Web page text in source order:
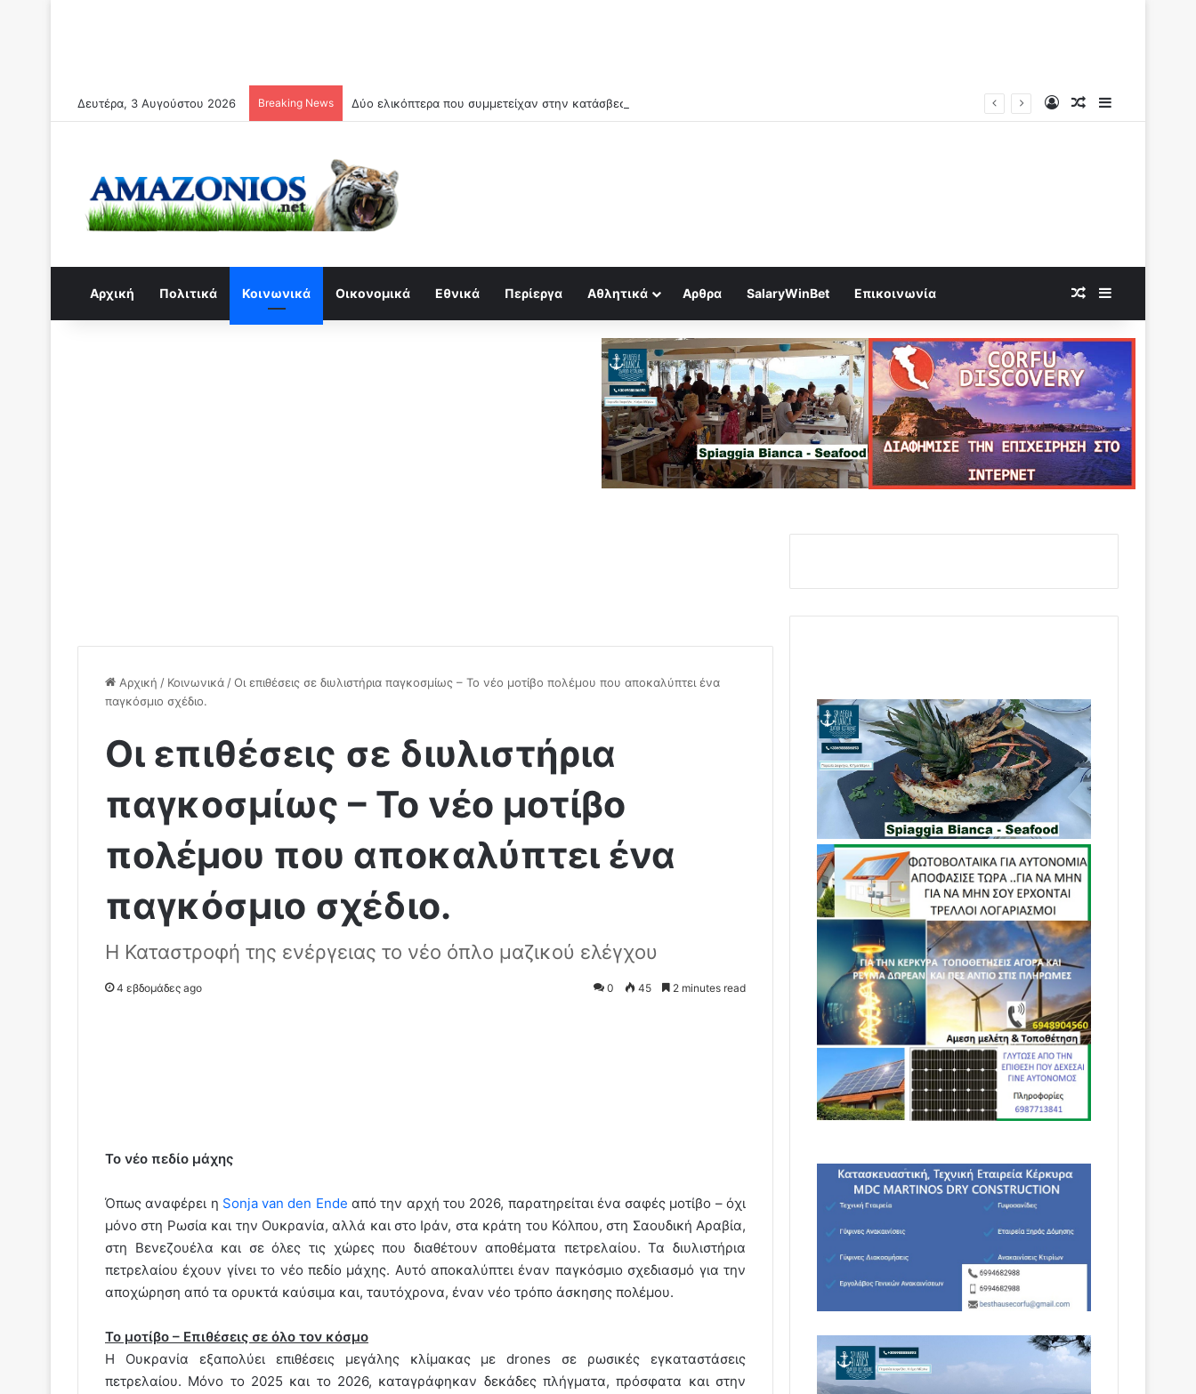
Δευτέρα, 3 Αυγούστου 2026 Breaking News Δύο ελικόπτερα που συμμετείχαν στην κατάσβεση συγκρούστηκαν στον αέρα και κατέπεσαν Log InRandom Article
Αρχική Πολιτικά Κοινωνικά Οικονομικά Εθνικά Περίεργα Αθλητικά Αρθρα SalaryWinBet Επικοινωνία Random Article
Αρχική / Κοινωνικά /Οι επιθέσεις σε διυλιστήρια παγκοσμίως – Το νέο μοτίβο πολέμου που αποκαλύπτει ένα
παγκόσμιο σχέδιο.
Οι επιθέσεις σε διυλιστήρια
παγκοσμίως – Το νέο μοτίβο
πολέμου που αποκαλύπτει ένα
παγκόσμιο σχέδιο.
Η Καταστροφή της ενέργειας το νέο όπλο μαζικού ελέγχου
4 εβδομάδες ago 0 45 2 minutes read
Το νέο πεδίο μάχης
Όπως αναφέρει η Sonja van den Ende από την αρχή του 2026, παρατηρείται ένα σαφές μοτίβο – όχι
μόνο στη Ρωσία και την Ουκρανία, αλλά και στο Ιράν, στα κράτη του Κόλπου, στη Σαουδική Αραβία,
στη Βενεζουέλα και σε όλες τις χώρες που διαθέτουν αποθέματα πετρελαίου. Τα διυλιστήρια
πετρελαίου έχουν γίνει το νέο πεδίο μάχης. Αυτό αποκαλύπτει έναν παγκόσμιο σχεδιασμό για την
αποχώρηση από τα ορυκτά καύσιμα και, ταυτόχρονα, έναν νέο τρόπο άσκησης πολέμου.
Το μοτίβο – Επιθέσεις σε όλο τον κόσμο
Η Ουκρανία εξαπολύει επιθέσεις μεγάλης κλίμακας με drones σε ρωσικές εγκαταστάσεις
πετρελαίου. Μόνο το 2025 και το 2026, καταγράφηκαν δεκάδες πλήγματα, πρόσφατα και στην